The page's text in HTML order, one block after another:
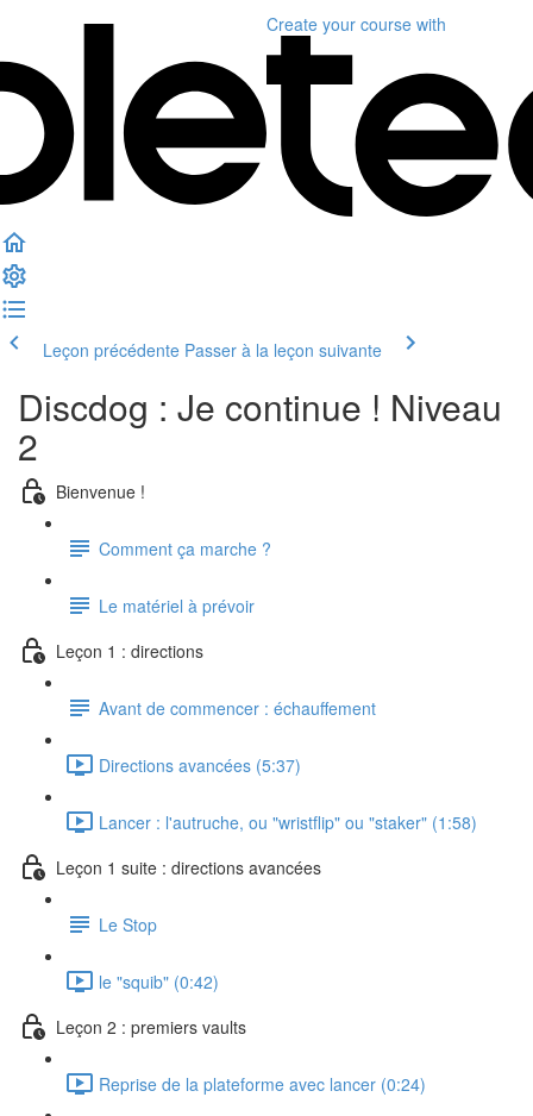
Create your course with
Leçon précédente Passer à la leçon suivante
Discdog : Je continue ! Niveau
2
Bienvenue !
Comment ça marche ?
Le matériel à prévoir
Leçon 1 : directions
Avant de commencer : échauffement
Directions avancées (5:37)
Lancer : l'autruche, ou "wristflip" ou "staker" (1:58)
Leçon 1 suite : directions avancées
Le Stop
le "squib" (0:42)
Leçon 2 : premiers vaults
Reprise de la plateforme avec lancer (0:24)